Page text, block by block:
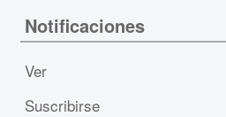
Notificaciones
Ver
Suscribirse